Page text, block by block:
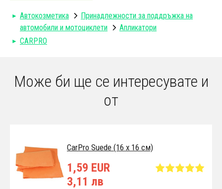
Автокозметика
Принадлежности за поддръжка на
автомобили и мотоциклети
Апликатори
CARPRO
Може би ще се интересувате и
от
CarPro Suede (16 x 16 см)
1,59 EUR
3,11 лв